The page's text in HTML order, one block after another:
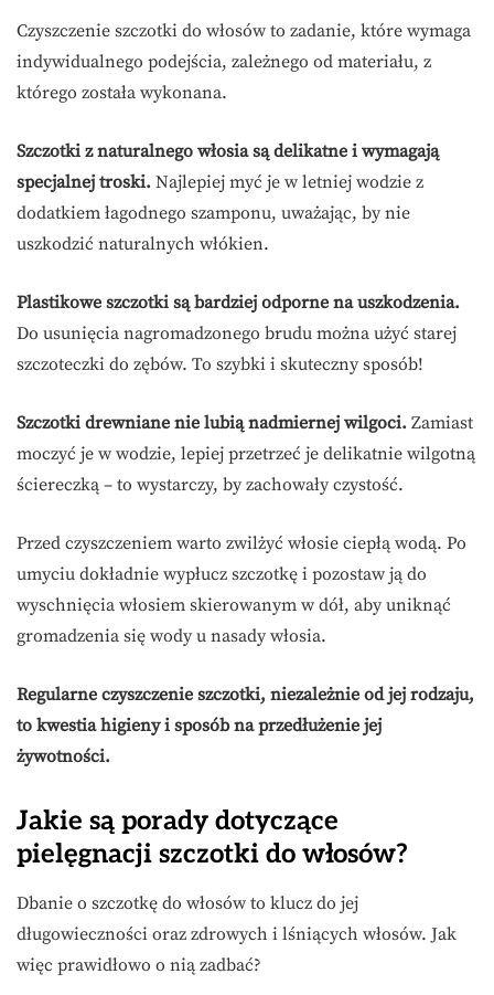
Czyszczenie szczotki do włosów to zadanie, które wymaga
indywidualnego podejścia, zależnego od materiału, z
którego została wykonana.
Szczotki z naturalnego włosia są delikatne i wymagają
specjalnej troski. Najlepiej myć je w letniej wodzie z
dodatkiem łagodnego szamponu, uważając, by nie
uszkodzić naturalnych włókien.
Plastikowe szczotki są bardziej odporne na uszkodzenia.
Do usunięcia nagromadzonego brudu można użyć starej
szczoteczki do zębów. To szybki i skuteczny sposób!
Szczotki drewniane nie lubią nadmiernej wilgoci. Zamiast
moczyć je w wodzie, lepiej przetrzeć je delikatnie wilgotną
ściereczką – to wystarczy, by zachowały czystość.
Przed czyszczeniem warto zwilżyć włosie ciepłą wodą. Po
umyciu dokładnie wypłucz szczotkę i pozostaw ją do
wyschnięcia włosiem skierowanym w dół, aby uniknąć
gromadzenia się wody u nasady włosia.
Regularne czyszczenie szczotki, niezależnie od jej rodzaju,
to kwestia higieny i sposób na przedłużenie jej
żywotności.
Jakie są porady dotyczące
pielęgnacji szczotki do włosów?
Dbanie o szczotkę do włosów to klucz do jej
długowieczności oraz zdrowych i lśniących włosów. Jak
więc prawidłowo o nią zadbać?